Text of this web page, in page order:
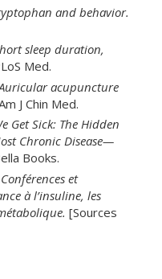
and behavior.
sleep duration,
Med.
acupuncture
J Chin Med.
Get Sick: The Hidden
Chronic Disease—
Books.
Conférences et
à l’insuline, les
[Sources